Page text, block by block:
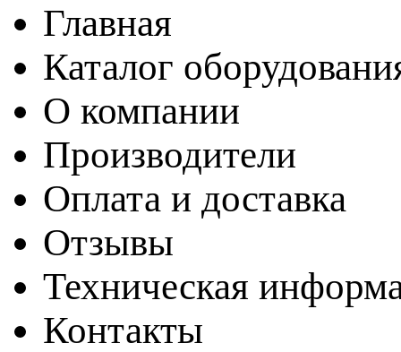
Главная
Каталог
О компании
Производители
Оплата и доставка
Отзывы
Техническая
Контакты